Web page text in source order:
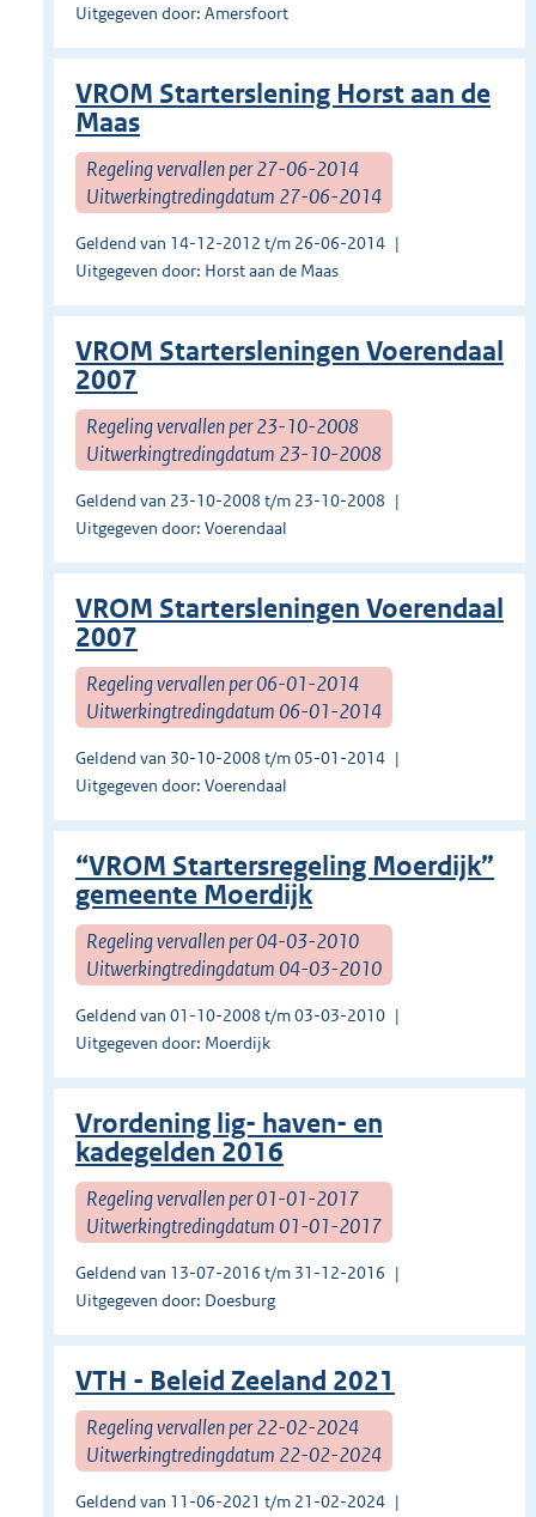
Uitgegeven door: Amersfoort
VROM Starterslening Horst aan de
Maas
Regeling vervallen per 27-06-2014
Uitwerkingtredingdatum 27-06-2014
Geldend van 14-12-2012 t/m 26-06-2014
Uitgegeven door: Horst aan de Maas
VROM Startersleningen Voerendaal
2007
Regeling vervallen per 23-10-2008
Uitwerkingtredingdatum 23-10-2008
Geldend van 23-10-2008 t/m 23-10-2008
Uitgegeven door: Voerendaal
VROM Startersleningen Voerendaal
2007
Regeling vervallen per 06-01-2014
Uitwerkingtredingdatum 06-01-2014
Geldend van 30-10-2008 t/m 05-01-2014
Uitgegeven door: Voerendaal
“VROM Startersregeling Moerdijk”
gemeente Moerdijk
Regeling vervallen per 04-03-2010
Uitwerkingtredingdatum 04-03-2010
Geldend van 01-10-2008 t/m 03-03-2010
Uitgegeven door: Moerdijk
Vrordening lig- haven- en
kadegelden 2016
Regeling vervallen per 01-01-2017
Uitwerkingtredingdatum 01-01-2017
Geldend van 13-07-2016 t/m 31-12-2016
Uitgegeven door: Doesburg
VTH - Beleid Zeeland 2021
Regeling vervallen per 22-02-2024
Uitwerkingtredingdatum 22-02-2024
Geldend van 11-06-2021 t/m 21-02-2024